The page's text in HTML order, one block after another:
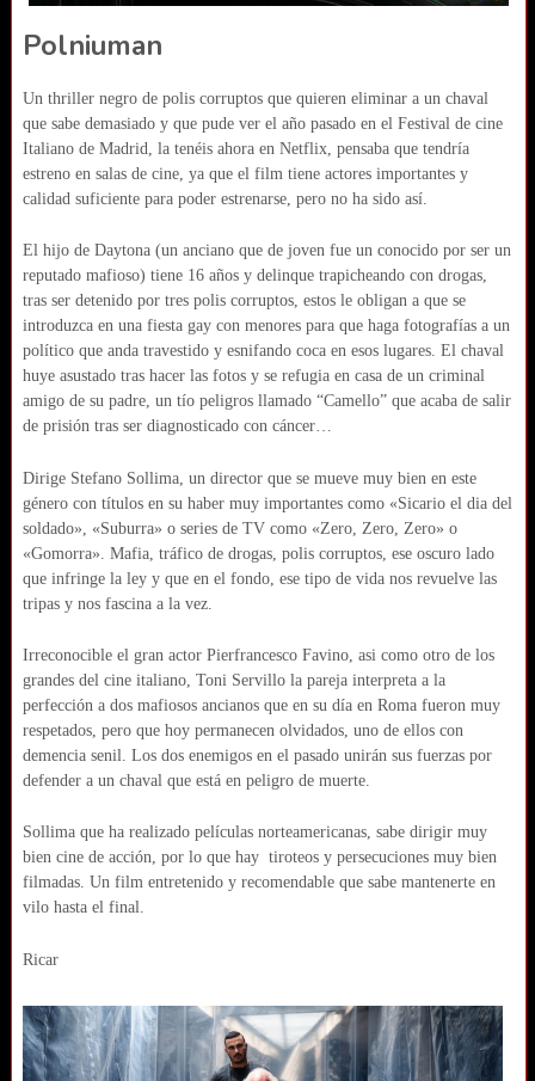
Polniuman
Un thriller negro de polis corruptos que quieren eliminar a un chaval
que sabe demasiado y que pude ver el año pasado en el Festival de cine
Italiano de Madrid, la tenéis ahora en Netflix, pensaba que tendría
estreno en salas de cine, ya que el film tiene actores importantes y
calidad suficiente para poder estrenarse, pero no ha sido así.
El hijo de Daytona (un anciano que de joven fue un conocido por ser un
reputado mafioso) tiene 16 años y delinque trapicheando con drogas,
tras ser detenido por tres polis corruptos, estos le obligan a que se
introduzca en una fiesta gay con menores para que haga fotografías a un
político que anda travestido y esnifando coca en esos lugares. El chaval
huye asustado tras hacer las fotos y se refugia en casa de un criminal
amigo de su padre, un tío peligros llamado “Camello” que acaba de salir
de prisión tras ser diagnosticado con cáncer…
Dirige Stefano Sollima, un director que se mueve muy bien en este
género con títulos en su haber muy importantes como «Sicario el dia del
soldado», «Suburra» o series de TV como «Zero, Zero, Zero» o
«Gomorra». Mafia, tráfico de drogas, polis corruptos, ese oscuro lado
que infringe la ley y que en el fondo, ese tipo de vida nos revuelve las
tripas y nos fascina a la vez.
Irreconocible el gran actor Pierfrancesco Favino, asi como otro de los
grandes del cine italiano, Toni Servillo la pareja interpreta a la
perfección a dos mafiosos ancianos que en su día en Roma fueron muy
respetados, pero que hoy permanecen olvidados, uno de ellos con
demencia senil. Los dos enemigos en el pasado unirán sus fuerzas por
defender a un chaval que está en peligro de muerte.
Sollima que ha realizado películas norteamericanas, sabe dirigir muy
bien cine de acción, por lo que hay tiroteos y persecuciones muy bien
filmadas. Un film entretenido y recomendable que sabe mantenerte en
vilo hasta el final.
Ricar